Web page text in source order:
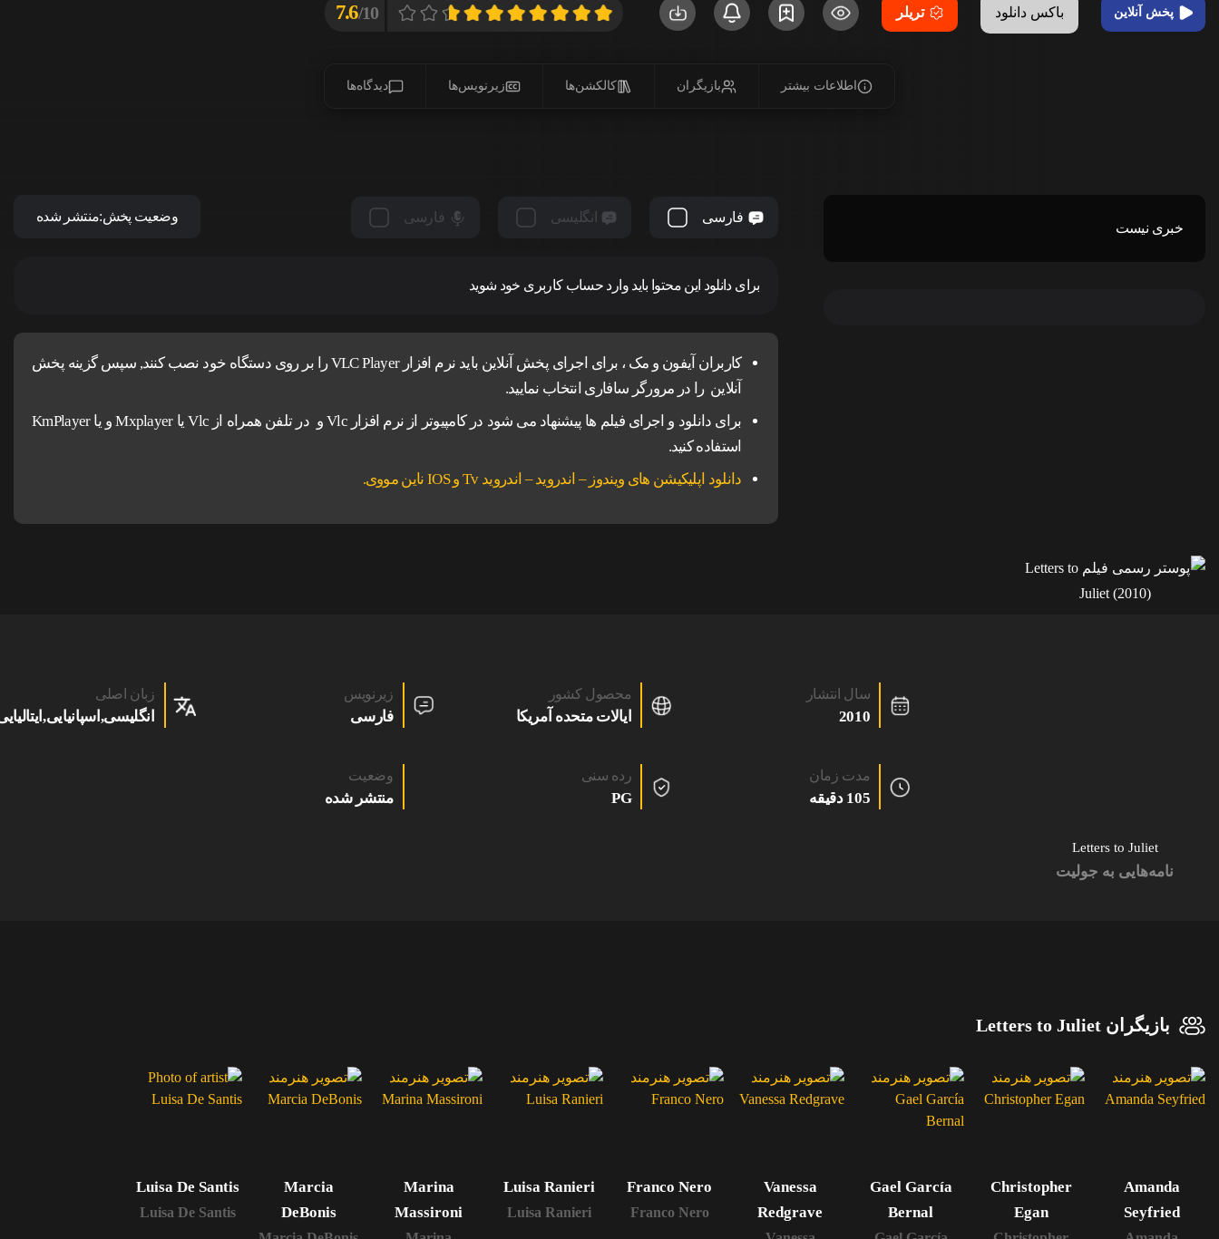
پخش آنلاین باکس دانلود تریلر 10/
7.6
اطلاعات بیشتر بازیگران کالکشن‌ها زیرنویس‌ها دیدگاه‌ها
خبری نیست
فارسی انگلیسی فارسی وضعیت پخش:منتشر شده
برای دانلود این محتوا باید وارد حساب کاربری خود شوید
کاربران آیفون و مک ، برای اجرای پخش آنلاین باید نرم افزار VLC Player را بر روی دستگاه خود نصب کنند, سپس گزینه پخش
آنلاین را در مرورگر سافاری انتخاب نمایید.
برای دانلود و اجرای فیلم ها پیشنهاد می شود در کامپیوتر از نرم افزار Vlc و در تلفن همراه از Vlc یا Mxplayer و یا KmPlayer
استفاده کنید.
دانلود اپلیکیشن های ویندوز – اندروید – اندروید Tv و IOS ناین مووی.
Letters to Juliet
نامه‌هایی به جولیت
سال انتشار
2010
محصول کشور
ایالات متحده آمریکا
زیرنویس
فارسی
زبان اصلی
مدت زمان
105 دقیقه
رده سنی
PG
وضعیت
منتشر شده
بازیگران Letters to Juliet
Amanda
Seyfried
Christopher
Egan
Gael García
Bernal
Vanessa
Redgrave
Franco Nero
Franco Nero
Luisa Ranieri
Luisa Ranieri
Marina
Massironi
Marcia
DeBonis
Luisa De Santis
Luisa De Santis